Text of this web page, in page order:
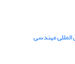
مهندسی